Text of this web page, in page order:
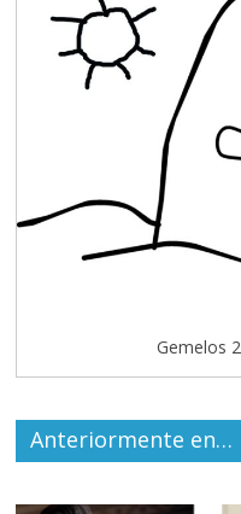
Gemelos
Anteriormente en…